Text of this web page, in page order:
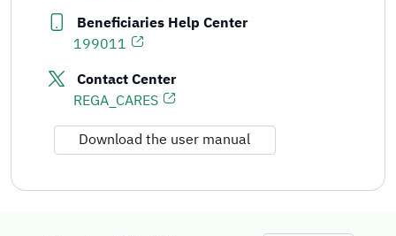
Beneficiaries Help Center
199011
Contact Center
REGA_CARES
Download the user manual